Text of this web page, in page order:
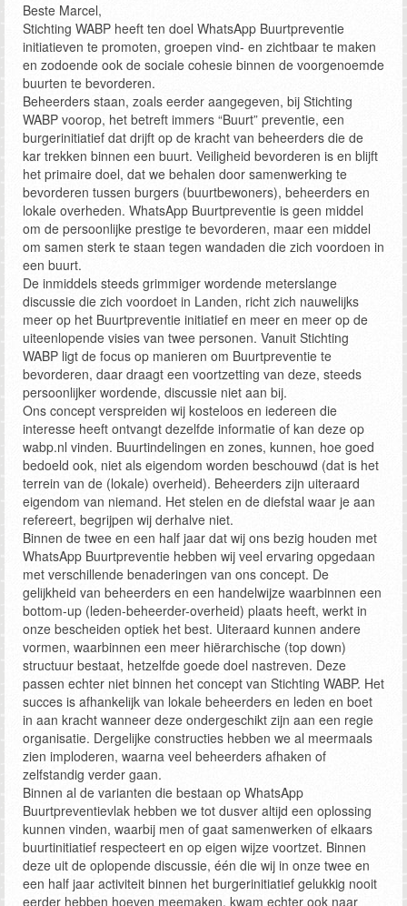
Beste Marcel,
Stichting WABP heeft ten doel WhatsApp Buurtpreventie
initiatieven te promoten, groepen vind- en zichtbaar te maken
en zodoende ook de sociale cohesie binnen de voorgenoemde
buurten te bevorderen.
Beheerders staan, zoals eerder aangegeven, bij Stichting
WABP voorop, het betreft immers “Buurt” preventie, een
burgerinitiatief dat drijft op de kracht van beheerders die de
kar trekken binnen een buurt. Veiligheid bevorderen is en blijft
het primaire doel, dat we behalen door samenwerking te
bevorderen tussen burgers (buurtbewoners), beheerders en
lokale overheden. WhatsApp Buurtpreventie is geen middel
om de persoonlijke prestige te bevorderen, maar een middel
om samen sterk te staan tegen wandaden die zich voordoen in
een buurt.
De inmiddels steeds grimmiger wordende meterslange
discussie die zich voordoet in Landen, richt zich nauwelijks
meer op het Buurtpreventie initiatief en meer en meer op de
uiteenlopende visies van twee personen. Vanuit Stichting
WABP ligt de focus op manieren om Buurtpreventie te
bevorderen, daar draagt een voortzetting van deze, steeds
persoonlijker wordende, discussie niet aan bij.
Ons concept verspreiden wij kosteloos en iedereen die
interesse heeft ontvangt dezelfde informatie of kan deze op
wabp.nl vinden. Buurtindelingen en zones, kunnen, hoe goed
bedoeld ook, niet als eigendom worden beschouwd (dat is het
terrein van de (lokale) overheid). Beheerders zijn uiteraard
eigendom van niemand. Het stelen en de diefstal waar je aan
refereert, begrijpen wij derhalve niet.
Binnen de twee en een half jaar dat wij ons bezig houden met
WhatsApp Buurtpreventie hebben wij veel ervaring opgedaan
met verschillende benaderingen van ons concept. De
gelijkheid van beheerders en een handelwijze waarbinnen een
bottom-up (leden-beheerder-overheid) plaats heeft, werkt in
onze bescheiden optiek het best. Uiteraard kunnen andere
vormen, waarbinnen een meer hiërarchische (top down)
structuur bestaat, hetzelfde goede doel nastreven. Deze
passen echter niet binnen het concept van Stichting WABP. Het
succes is afhankelijk van lokale beheerders en leden en boet
in aan kracht wanneer deze ondergeschikt zijn aan een regie
organisatie. Dergelijke constructies hebben we al meermaals
zien imploderen, waarna veel beheerders afhaken of
zelfstandig verder gaan.
Binnen al de varianten die bestaan op WhatsApp
Buurtpreventievlak hebben we tot dusver altijd een oplossing
kunnen vinden, waarbij men of gaat samenwerken of elkaars
buurtinitiatief respecteert en op eigen wijze voortzet. Binnen
deze uit de oplopende discussie, één die wij in onze twee en
een half jaar activiteit binnen het burgerinitiatief gelukkig nooit
eerder hebben hoeven meemaken, kwam echter ook naar